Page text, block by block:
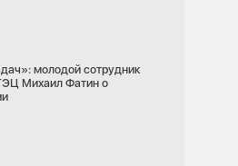
молодой сотрудник
Михаил Фатин о